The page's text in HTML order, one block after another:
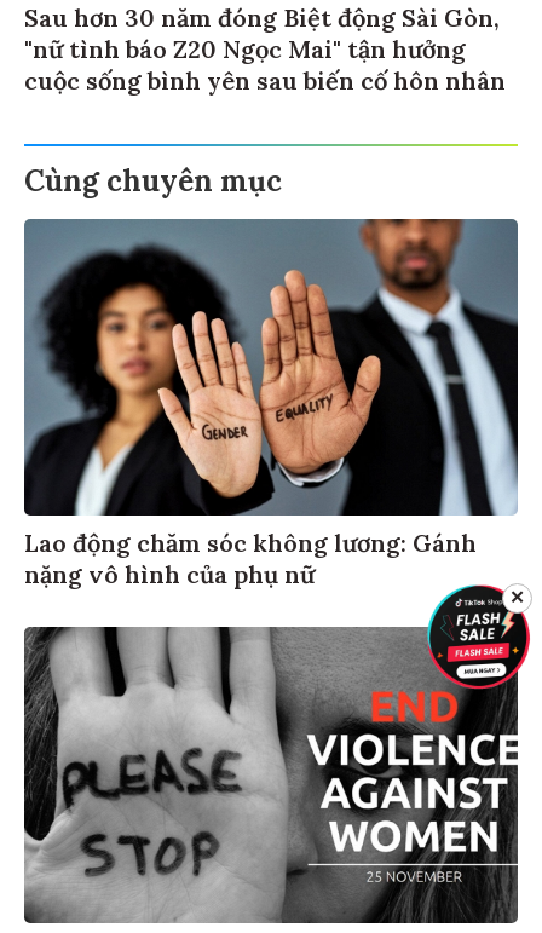
Sau hơn 30 năm đóng Biệt động Sài Gòn,
"nữ tình báo Z20 Ngọc Mai" tận hưởng
cuộc sống bình yên sau biến cố hôn nhân
Cùng chuyên mục
Lao động chăm sóc không lương: Gánh
nặng vô hình của phụ nữ
✕